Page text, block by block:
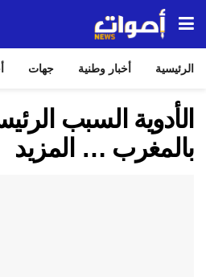
الرئيسية أخبار وطنية جهات
الأدوية السبب
بالمغرب … المزيد